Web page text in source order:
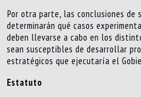
Por otra parte, las conclusiones de
determinarán qué casos
deben llevarse a cabo en los
sean susceptibles de desarrollar
estratégicos que ejecutaría el
Estatuto